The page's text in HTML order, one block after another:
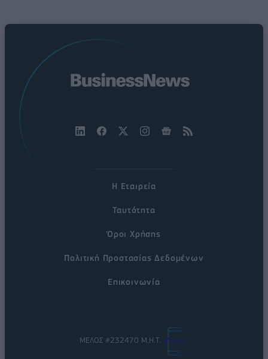
Η Εταιρεία
Ταυτότητα
Όροι Χρήσης
Πολιτική Προστασίας Δεδομένων
Επικοινωνία
ΜΕΛΟΣ #232470 Μ.Η.Τ.